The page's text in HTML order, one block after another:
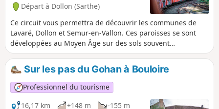
Départ à Dollon (Sarthe)
Ce circuit vous permettra de découvrir les communes de
Lavaré, Dollon et Semur-en-Vallon. Ces paroisses se sont
développées au Moyen Âge sur des sols souvent
sablonneux ou caillouteux, peu favorables à l’agriculture
avant sa modernisation. Les villageois ont donc trouvé des
compléments de revenus grâce à l’artisanat du textile et à
l’extraction de matériaux. À l’écart des grands axes de
communication, ces villages ont conservé leur dynamisme
au-delà de l’exode rural qui les a affecté avec la fin des
Sur les pas du Gohan à Bouloire
Professionnel du tourisme
16,17 km
+148 m
-155 m